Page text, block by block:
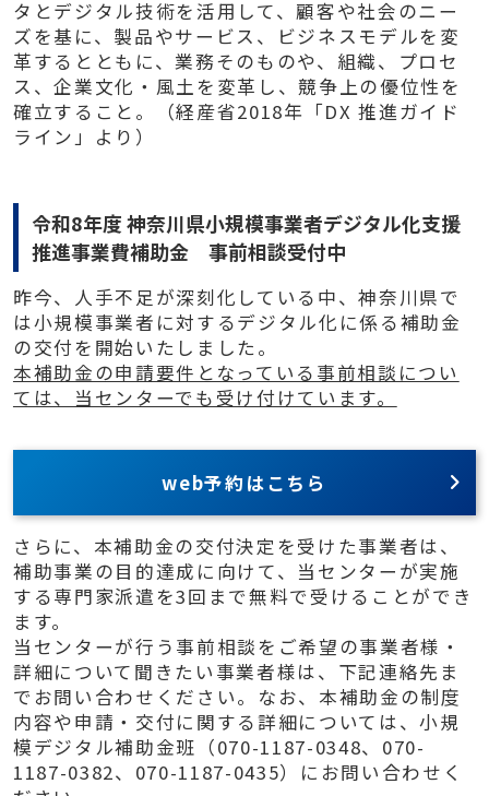
タとデジタル技術を活用して、顧客や社会のニー
ズを基に、製品やサービス、ビジネスモデルを変
革するとともに、業務そのものや、組織、プロセ
ス、企業文化・風土を変革し、競争上の優位性を
確立すること。（経産省2018年「DX 推進ガイド
ライン」より）
令和8年度 神奈川県小規模事業者デジタル化支援
推進事業費補助金 事前相談受付中
昨今、人手不足が深刻化している中、神奈川県で
は小規模事業者に対するデジタル化に係る補助金
の交付を開始いたしました。
本補助金の申請要件となっている事前相談につい
ては、当センターでも受け付けています。
web予約はこちら
さらに、本補助金の交付決定を受けた事業者は、
補助事業の目的達成に向けて、当センターが実施
する専門家派遣を3回まで無料で受けることができ
ます。
当センターが行う事前相談をご希望の事業者様・
詳細について聞きたい事業者様は、下記連絡先ま
でお問い合わせください。なお、本補助金の制度
内容や申請・交付に関する詳細については、小規
模デジタル補助金班（070-1187-0348、070-
1187-0382、070-1187-0435）にお問い合わせく